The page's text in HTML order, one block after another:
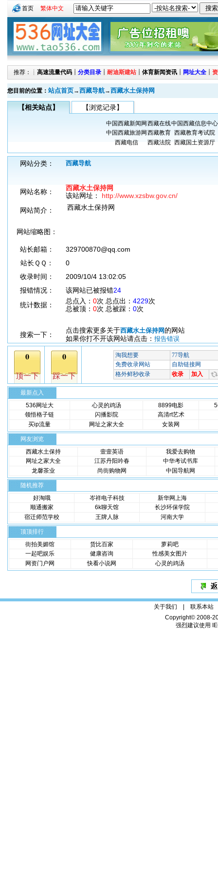
首页 繁体中文
推荐：┊ 高速流量代码 ┊ 分类目录 ┊ 耐迪斯建站 ┊ 体育新闻资讯 ┊ 网址大全 ┊
您目前的位置： 站点首页→西藏导航→西藏水土保持网
【相关站点】 【浏览记录】
中国西藏新闻网 西藏在线中国西藏信息中心
中国西藏旅游网 西藏教育 西藏教育考试院
西藏电信
西藏法院 西藏国土资源厅
网站分类： 西藏导航
网站名称：
西藏水土保持网
该站网址： http://www.xzsbw.gov.cn/
网站简介：
西藏水土保持网
网站缩略图：
站长邮箱：
329700870@qq.com
站长ＱＱ：
0
收录时间：
2009/10/4 13:02:05
报错情况：
该网站已被报错24
统计数据：
总点入： 0次 总点出： 4229次
总被顶： 0次 总被踩： 0次
搜索一下：
点击搜索更多关于西藏水土保持网 的网站
如果你打不开该网站请点击： 报告错误
最新点入
536网址大
心灵的鸡汤 8899电影
领悟格子链
闪播影院
高清rt艺术
买ip流量
网址之家大全 女装网
网友浏览
西藏水土保持
壹壹英语
我爱去购物
网址之家大全
江苏丹阳吟春
中华考试书库
龙馨茶业
尚街购物网 中国导航网
随机推荐
好淘哦
岑祥电子科技
新华网上海
顺通搬家
6k聊天馆
长沙环保学院
宿迁师范学校
王牌人脉 河南大学
顶顶排行
街拍美媚馆
货比百家
萝莉吧
一起吧娱乐
健康咨询
性感美女图片
网资门户网
快看小说网 心灵的鸡汤
关于我们 | 联系本站
Copyright© 2008-
强烈建议使用